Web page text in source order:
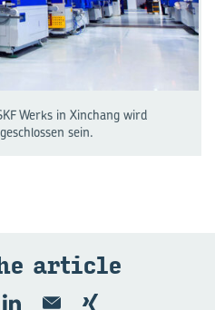
Werks in Xinchang wird
sein.
ar­ticle